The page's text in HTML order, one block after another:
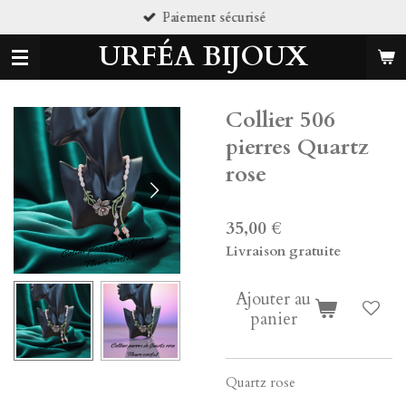
au
contenu
principal
URFÉA BIJOUX
Paiement sécurisé
Collier 506
pierres Quartz
rose
35,00 €
Livraison gratuite
Ajouter au
panier
Quartz rose